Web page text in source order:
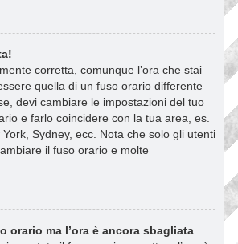
corretta, comunque l’ora che stai
quella di un fuso orario differente
devi cambiare le impostazioni del tuo
e farlo coincidere con la tua area, es.
Sydney, ecc. Nota che solo gli utenti
il fuso orario e molte
orario ma l’ora è ancora sbagliata